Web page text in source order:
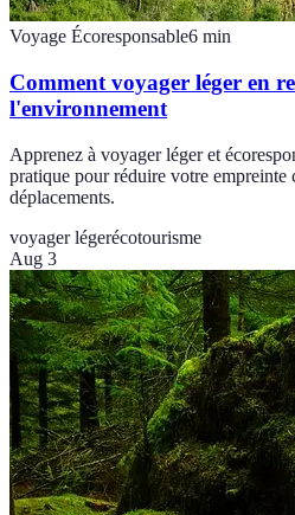
Voyage Écoresponsable6 min
Comment voyager léger en
l'environnement
Apprenez à voyager léger et
pratique pour réduire votre empreinte
déplacements.
voyager légerécotourisme
Aug 3